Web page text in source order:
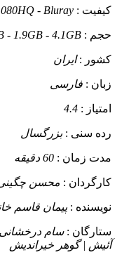
کیفیت : - Bluray
حجم : - 1.9GB - 4.1GB
کشور :ایران
زبان : فارسی
امتیاز : 4.4
رده سنی :بزرگسال
مدت زمان : 60 دقیقه
کارگردان : محسن
نویسنده :پیمان قاسم
ستارگان :سام
آئیش | گوهر خیراندیش